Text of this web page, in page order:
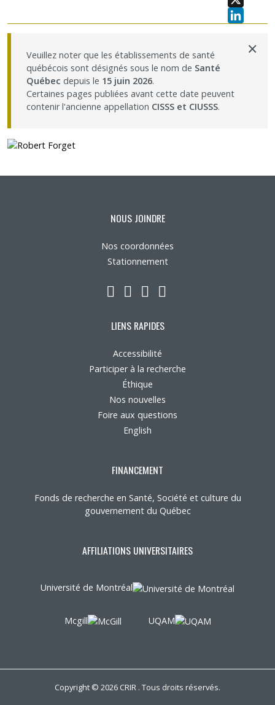
X
Veuillez noter que les établissements de santé
québécois sont désignés sous le nom de Santé
Québec depuis le 15 juin 2026.
Certaines pages publiées avant cette date peuvent
contenir l'ancienne appellation CISSS et CIUSSS.
×
NOUS JOINDRE
Nos coordonnées
Stationnement
LinkedIn
YouTube
Twitter
LIENS RAPIDES
Accessibilité
Participer à la recherche
Éthique
Nos nouvelles
Foire aux questions
English
FINANCEMENT
Fonds de recherche en Santé, Société et culture du
gouvernement du Québec
AFFILIATIONS UNIVERSITAIRES
Université de Montréal
Mcgill UQAM
Copyright © 2026 CRIR . Tous droits réservés.